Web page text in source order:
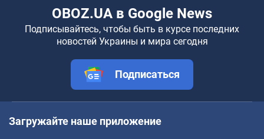
OBOZ.UA в Google News
Подписывайтесь, чтобы быть в курсе последних
новостей Украины и мира сегодня
Подписаться
Загружайте наше приложение